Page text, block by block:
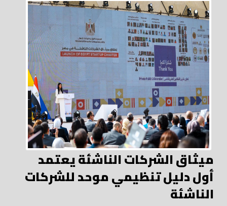
ميثاق الشركات الناشئة يعتمد
أول دليل تنظيمي موحد للشركات
الناشئة